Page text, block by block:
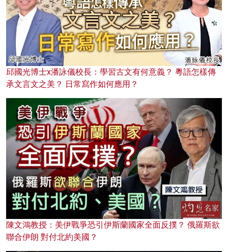
邱國光博士x潘詠儀校長：學習古文有何意義？ 粵語怎樣傳
承文言文之美？ 日常寫作如何應用？
陳文鴻教授：美伊戰爭恐引伊斯蘭國家全面反撲？ 俄羅斯欲
聯合伊朗 對付北約美國？